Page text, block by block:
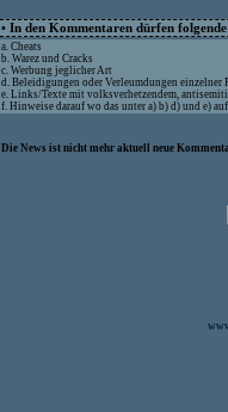
• In den Kommentaren dürfen
a. Cheats
b. Warez und Cracks
c. Werbung jeglicher Art
d. Beleidigungen oder Verleumdungen einzelner
e. Links/Texte mit volksverhetzendem,
f. Hinweise darauf wo das unter a) b) d) und e)
Die News ist nicht mehr aktuell neue